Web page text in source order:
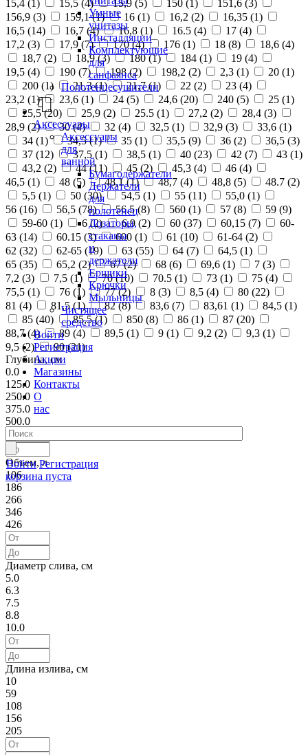
Умные
унитазы
Инсталляции
Комплектующие
для
санфаянса
Полотенцесушители
Аксессуары
Аксессуары
для
ванной
Бумагодержатели
Держатели
для
полотенец
Дозаторы,
стаканы
и
держатели
Ершики
Крючки
Мыльницы
Чистящее
средство
Войти
Регистрация
Акции
Магазины
Контакты
О
нас
Войти Регистрация
корзина пуста
15,4 (1 ) 15,5 (4) 15,9 (5) 150 (1 ) 151,6 (3)
156,9 (3) 159,1 (1) 16 (1) 16,2 (2) 16,35 (1)
16,5 (14) 16,7 (4) 16,8 (1) 16.5 (4) 17 (4)
17,2 (3) 17,9 (7) 170 (4) 176 (1) 18 (8) 18,6 (4)
18,7 (2) 18,9 (3) 180 (1) 184 (1) 19 (4)
19,5 (4) 190 (7) 198 (2) 198,2 (2) 2,3 (1) 20 (1)
200 (1) 21,3 (1) 21,7 (1) 22 (2) 23 (4)
23,2 (1) 23,6 (1) 24 (5) 24,6 (20) 240 (5) 25 (1)
25,5 (20) 25,9 (2) 25.5 (1) 27,2 (2) 28,4 (3)
28,9 (2) 30 (4) 32 (4) 32,5 (1) 32,9 (3) 33,6 (1)
34 (1) 34,5 (1) 35 (1) 35,5 (9) 36 (2) 36,5 (3)
37 (12) 37,5 (1) 38,5 (1) 40 (23) 42 (7) 43 (1)
43,2 (2) 44 (11) 45 (2) 45,3 (4) 46 (4)
46,5 (1) 48 (5) 48,1 (1) 48,7 (4) 48,8 (5) 48.7 (2)
5,5 (1) 50 (30) 54,5 (1) 55 (11) 55,0 (1)
56 (16) 56,5 (78) 56.5 (8) 560 (1) 57 (8) 59 (9)
59-60 (1) 6 (2) 6,9 (2) 60 (37) 60,15 (7)
60-
63 (14) 60.15 (3) 600 (1) 61 (10) 61-64 (2)
62 (32) 62-65 (19) 63 (55) 64 (7) 64,5 (1)
65 (35) 65,2 (2) 67 (2) 68 (6) 69,6 (1) 7 (3)
7,2 (3) 7,5 (1) 70 (10) 70.5 (1) 73 (1) 75 (4)
75,5 (1) 76 (1) 77 (2) 8 (3) 8,5 (4) 80 (22)
81 (4) 81,5 (1) 82 (8) 83,6 (7) 83,61 (1) 84,5 (1)
85 (40) 85,5 (1) 850 (8) 86 (1) 87 (20)
88,7 (4) 89 (4) 89,5 (1) 9 (1) 9,2 (2) 9,3 (1)
9,5 (2) 90 (21)
Глубина, см
0.0
125.0
250.0
375.0
500.0
Объем, л
106
186
266
346
426
Диаметр слива, см
5.0
6.3
7.5
8.8
10.0
Длина излива, см
10
59
108
156
205